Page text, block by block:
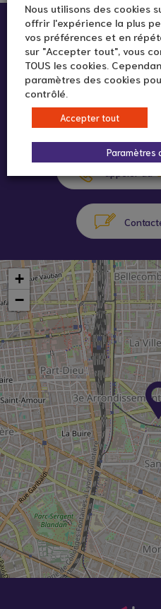
Infos pratiques :
MJC Sans Souci -
36 avenue Lacassagne
69160 Lyon
+
−
Nous utilisons des cookies
offrir l'expérience la plus
vos préférences et en
sur "Accepter tout", vous
TOUS les cookies.
paramètres des cookies
contrôlé.
Accepter tout
Paramètres